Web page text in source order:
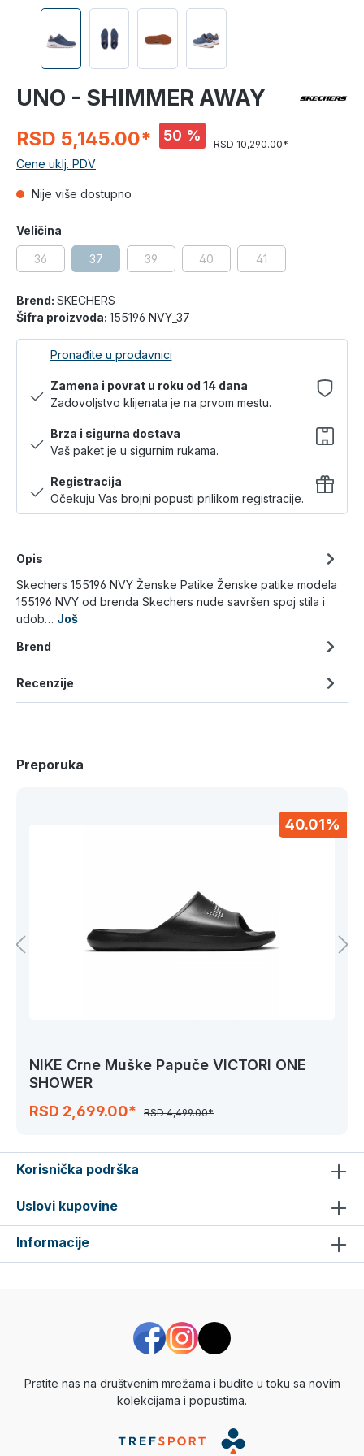
UNO - SHIMMER AWAY
RSD 5,145.00* 50 %
RSD 10,290.00*
Cene uklj. PDV
Nije više dostupno
Veličina
36 37 39 40 41
Brend: SKECHERS
Šifra proizvoda: 155196 NVY_37
Pronađite u prodavnici
Zamena i povrat u roku od 14 dana
Zadovoljstvo klijenata je na prvom mestu.
Brza i sigurna dostava
Vaš paket je u sigurnim rukama.
Registracija
Očekuju Vas brojni popusti prilikom registracije.
Opis
Skechers 155196 NVY Ženske Patike Ženske patike modela
155196 NVY od brenda Skechers nude savršen spoj stila i
udob… Još
Brend
Recenzije
Preporuka
40.01%
NIKE Crne Muške Papuče VICTORI ONE
SHOWER
RSD 2,699.00*
RSD 4,499.00*
Korisnička podrška
Uslovi kupovine
Informacije
Pratite nas na društvenim mrežama i budite u toku sa novim
kolekcijama i popustima.